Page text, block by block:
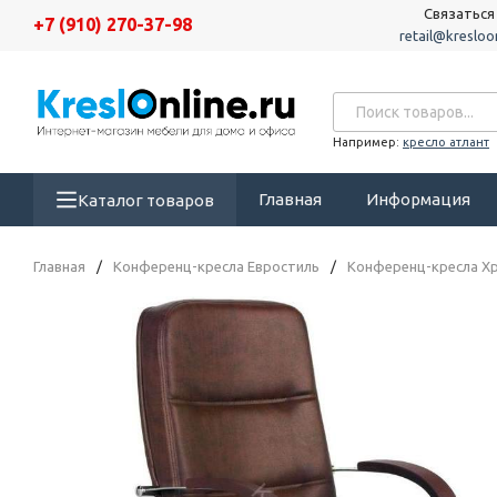
+7 (910) 270-37-98
Например: кресло атлант
Каталог товаров Главная Информация
Главная / Конференц-кресла Евростиль / Конференц-кресла